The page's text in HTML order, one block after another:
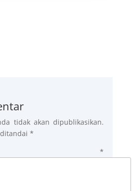
tidak akan dipublikasikan.
*
*